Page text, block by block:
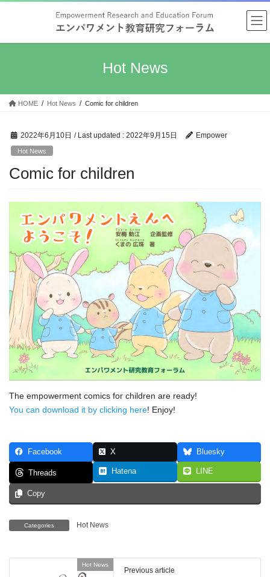
content
Navigation
Hot News
HOME Hot News Comic for children
2022年6月10日 / Last updated : 2022年9月15日 Empower
Hot News
Comic for children
The empowerment comics for children are ready!
You can download it by clicking here! Enjoy!
Facebook X Bluesky
Threads Hatena LINE
Copy
Categories Hot News
Hot News
Previous article